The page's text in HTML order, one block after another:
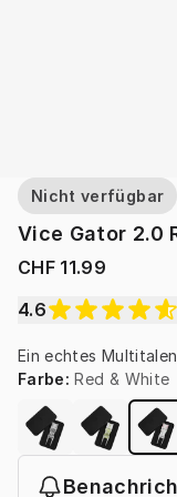
Nicht verfügbar
Vice Gator 2.0
CHF 11.99
4.6
Ein echtes
Farbe: Red & White